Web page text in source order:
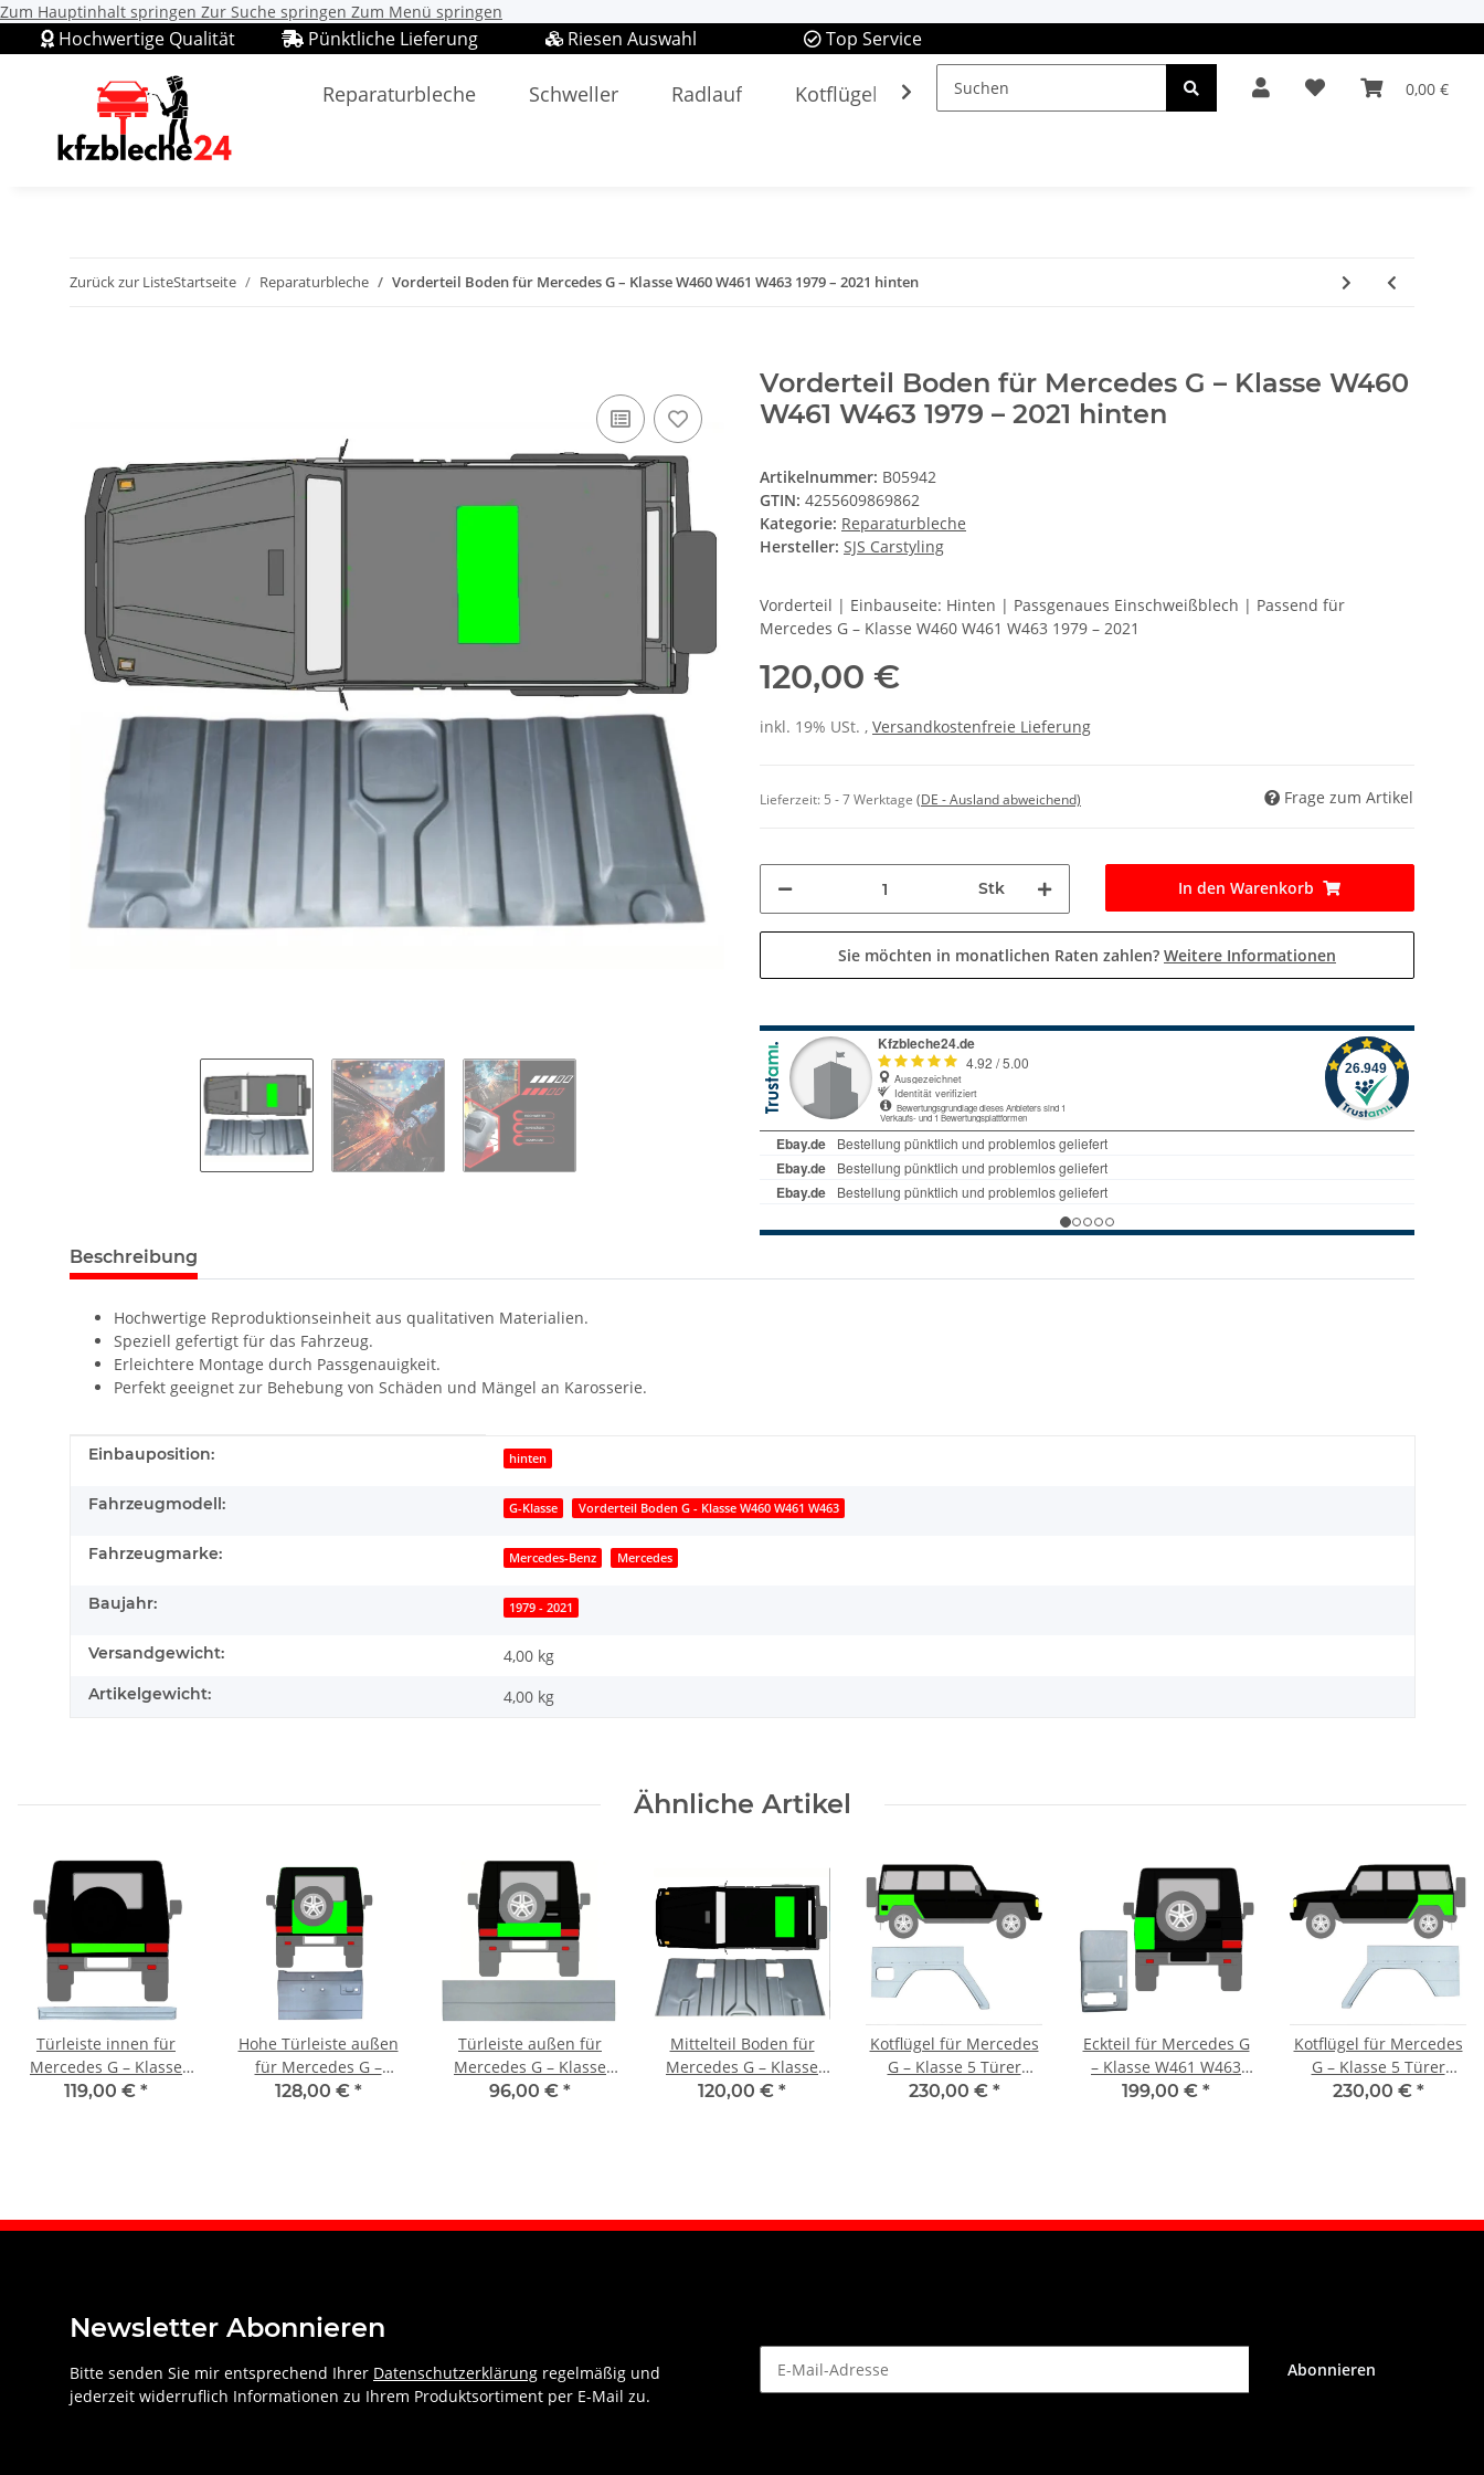
Zum Hauptinhalt springen Zur Suche springen Zum Menü springen
Top Service
Riesen Auswahl
Pünktliche Lieferung
Hochwertige Qualität
0,00 €
Reparaturbleche Schweller Radlauf Kotflügel Spiegel & Leuchten Autopflege Oldtimerteile
Zurück zur ListeStartseite Reparaturbleche Vorderteil Boden für Mercedes G – Klasse W460 W461 W463 1979 – 2021 hinten
Vorderteil Boden für Mercedes G – Klasse W460
W461 W463 1979 – 2021 hinten
Artikelnummer: B05942
GTIN: 4255609869862
Kategorie: Reparaturbleche
Hersteller: SJS Carstyling
Vorderteil | Einbauseite: Hinten | Passgenaues Einschweißblech | Passend für
Mercedes G – Klasse W460 W461 W463 1979 – 2021
120,00 €
inkl. 19% USt. , Versandkostenfreie Lieferung
Lieferzeit: 5 - 7 Werktage (DE - Ausland abweichend) Frage zum Artikel
Stk In den Warenkorb
Sie möchten in monatlichen Raten zahlen? Weitere Informationen
Beschreibung
Hochwertige Reproduktionseinheit aus qualitativen Materialien.
Speziell gefertigt für das Fahrzeug.
Erleichtere Montage durch Passgenauigkeit.
Perfekt geeignet zur Behebung von Schäden und Mängel an Karosserie.
Produkteigenschaft
Wert
Einbauposition: hinten
Fahrzeugmodell: G-Klasse Vorderteil Boden G - Klasse W460 W461 W463
Fahrzeugmarke: Mercedes-Benz Mercedes
Baujahr: 1979 - 2021
Versandgewicht: 4,00 kg
Artikelgewicht: 4,00 kg
Ähnliche Artikel
Türleiste innen für
Mercedes G – Klasse
W460 W461 W463 1979
119,00 € *
Hohe Türleiste außen
für Mercedes G –
Klasse W460 W461
128,00 € *
Türleiste außen für
Mercedes G – Klasse
W460 W461 W463 1979
96,00 € *
Mittelteil Boden für
Mercedes G – Klasse
W460 W461 W463 1979
120,00 € *
Kotflügel für Mercedes
G – Klasse 5 Türer
W460 W461 W463 1979
230,00 € *
Eckteil für Mercedes G
– Klasse W461 W463
1979 – 2021 hinten
199,00 € *
Kotflügel für Mercedes
G – Klasse 5 Türer
W460 W461 W463 1979
230,00 € *
Newsletter Abonnieren
Bitte senden Sie mir entsprechend Ihrer Datenschutzerklärung regelmäßig und
jederzeit widerruflich Informationen zu Ihrem Produktsortiment per E-Mail zu.
Abonnieren